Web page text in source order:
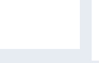
della carta d’identità cartacea